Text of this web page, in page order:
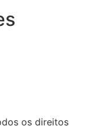
os direitos